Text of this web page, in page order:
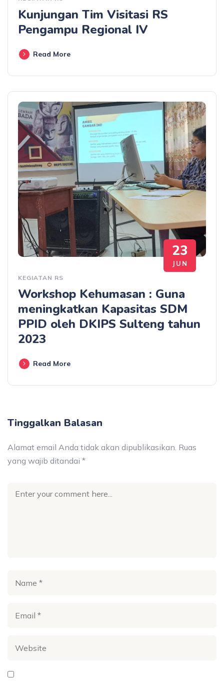
Kunjungan Tim Visitasi RS
Pengampu Regional IV
Read More
23
JUN
KEGIATAN RS
Workshop Kehumasan : Guna
meningkatkan Kapasitas SDM
PPID oleh DKIPS Sulteng tahun
2023
Read More
Tinggalkan Balasan
Alamat email Anda tidak akan dipublikasikan. Ruas
yang wajib ditandai *